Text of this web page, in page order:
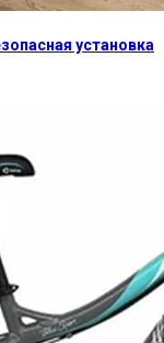
установка